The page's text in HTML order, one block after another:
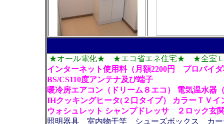
★オール電化★ ★エコ省エネ住宅★ ★全室
インターネット使用料（月額2200円 プロバイ
BS/CS110度アンテナ及び端子
暖冷房エアコン（ドリーム８エコ） 電気温水器
IHクッキングヒータ(２口タイプ）
カラーＴＶイ
ウォシュレット シャンプドレッサ ２ロック玄
照明器具 室内物干竿 シューズボックス
カ